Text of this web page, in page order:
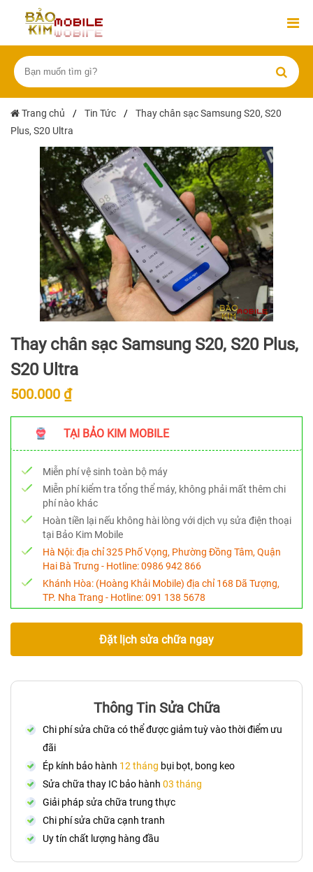
Trang chủ / Tin Tức /
Thay chân sạc Samsung S20, S20
Plus, S20 Ultra
Thay chân sạc Samsung S20, S20 Plus,
S20 Ultra
500.000 ₫
TẠI BẢO KIM MOBILE
Miễn phí vệ sinh toàn bộ máy
Miễn phí kiểm tra tổng thể máy, không phải mất thêm chi
phí nào khác
Hoàn tiền lại nếu không hài lòng với dịch vụ sửa điện thoại
tại Bảo Kim Mobile
Hà Nội:địa chỉ 325 Phố Vọng, Phường Đồng Tâm, Quận
Hai Bà Trưng - Hotline:0986 942 866
Khánh Hòa: (Hoàng Khải Mobile) địa chỉ 168 Dã Tượng,
TP. Nha Trang - Hotline:091 138 5678
Đặt lịch sửa chữa ngay
Thông Tin Sửa Chữa
Chi phí sửa chữa có thể được giảm tuỳ vào thời điểm ưu
đãi
Ép kính bảo hành 12 tháng bụi bọt, bong keo
Sửa chữa thay IC bảo hành 03 tháng
Giải pháp sửa chữa trung thực
Chi phí sửa chữa cạnh tranh
Uy tín chất lượng hàng đầu